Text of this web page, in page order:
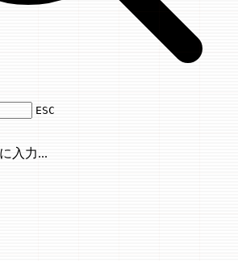
Use arrow keys to navigate results,
ESC
入力...